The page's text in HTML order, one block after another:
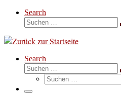
Search
Suche
Search
Suche
Suche
Menü